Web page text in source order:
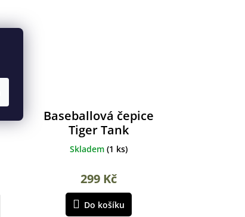
Baseballová čepice
Tiger Tank
Skladem(1 ks)
299 Kč
Do košíku